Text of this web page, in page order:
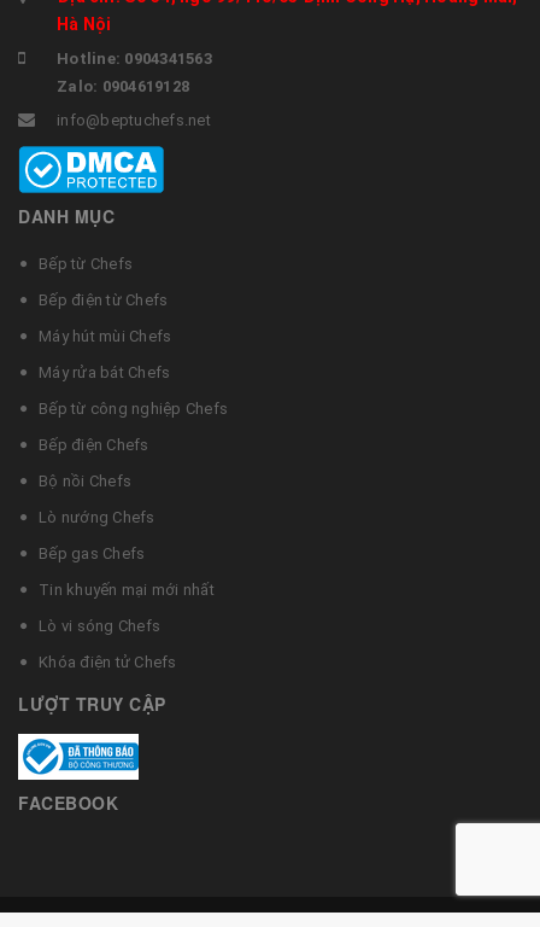
Hà Nội
Hotline: 0904341563
Zalo: 0904619128
info@beptuchefs.net
DANH MỤC
Bếp từ Chefs
Bếp điện từ Chefs
Máy hút mùi Chefs
Máy rửa bát Chefs
Bếp từ công nghiệp Chefs
Bếp điện Chefs
Bộ nồi Chefs
Lò nướng Chefs
Bếp gas Chefs
Tin khuyến mại mới nhất
Lò vi sóng Chefs
Khóa điện tử Chefs
LƯỢT TRUY CẬP
FACEBOOK